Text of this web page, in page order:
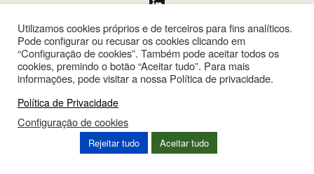
Utilizamos cookies próprios e de terceiros para fins analíticos.
Pode configurar ou recusar os cookies clicando em
“Configuração de cookies”. Também pode aceitar todos os
cookies, premindo o botão “Aceitar tudo”. Para mais
informações, pode visitar a nossa Política de privacidade.
Política de Privacidade
Configuração de cookies
Rejeitar tudo Aceitar tudo
This site is registered onwpml.orgas a development site. Switch to a production
site key toremove this banner.